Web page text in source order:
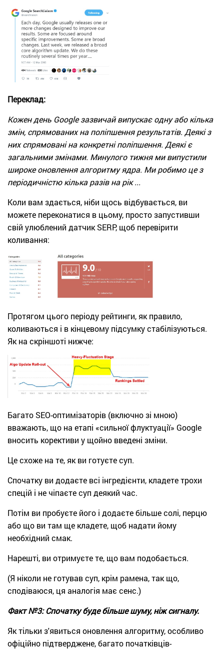
Переклад:
Кожен день Google зазвичай випускає одну або кілька
змін, спрямованих на поліпшення результатів. Деякі з
них спрямовані на конкретні поліпшення. Деякі є
загальними змінами. Минулого тижня ми випустили
широке оновлення алгоритму ядра. Ми робимо це з
періодичністю кілька разів на рік ...
Коли вам здається, ніби щось відбувається, ви
можете переконатися в цьому, просто запустивши
свій улюблений датчик SERP, щоб перевірити
коливання:
Протягом цього періоду рейтинги, як правило,
коливаються і в кінцевому підсумку стабілізуються.
Як на скріншоті нижче:
Багато SEO-оптимізаторів (включно зі мною)
вважають, що на етапі «сильної флуктуації» Google
вносить корективи у щойно введені зміни.
Це схоже на те, як ви готуєте суп.
Спочатку ви додаєте всі інгредієнти, кладете трохи
спецій і не чіпаєте суп деякий час.
Потім ви пробуєте його і додаєте більше солі, перцю
або що ви там ще кладете, щоб надати йому
необхідний смак.
Нарешті, ви отримуєте те, що вам подобається.
(Я ніколи не готував суп, крім рамена, так що,
сподіваюся, ця аналогія має сенс.)
Факт №3: Спочатку буде більше шуму, ніж сигналу.
Як тільки з'явиться оновлення алгоритму, особливо
офіційно підтверджене, багато початківців-